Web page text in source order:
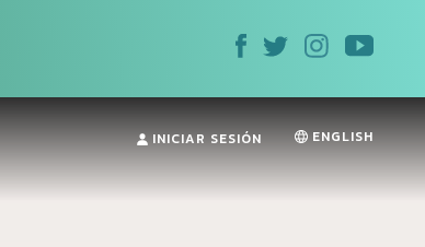
INICIAR SESIÓN ENGLISH